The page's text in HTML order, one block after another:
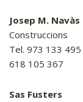
Josep M.
Construccions
Tel. 973 133 495
618 105 367
Sas Fusters